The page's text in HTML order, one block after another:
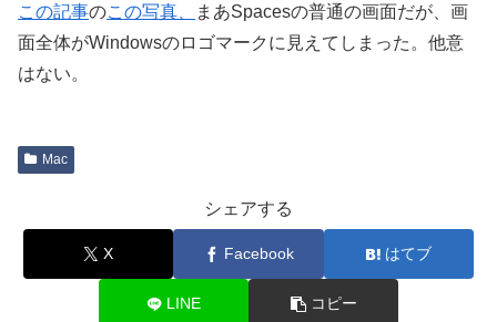
この記事のこの写真、
まあSpacesの普通の画面だが、画
面全体がWindowsのロゴマークに見えてしまった。他意
はない。
Mac
シェアする
X Facebook はてブ
LINE コピー